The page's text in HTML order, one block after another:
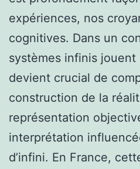
expériences, nos
cognitives. Dans un
systèmes infinis
devient crucial de
construction de la
représentation
interprétation
d’infini. En France,